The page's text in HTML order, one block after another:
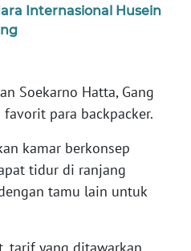
Internasional Husein
Soekarno Hatta, Gang
para backpacker.
kamar berkonsep
tidur di ranjang
tamu lain untuk